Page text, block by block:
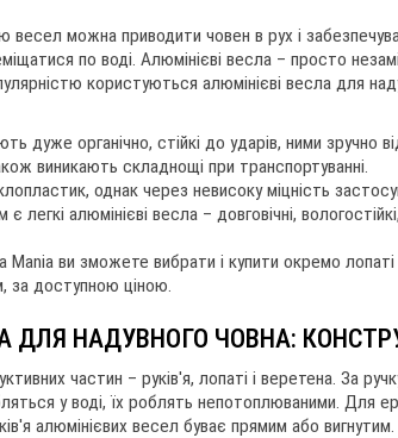
весел можна приводити човен в рух і
по воді. Алюмінієві весла – просто
користуються алюмінієві весла для
дуже органічно, стійкі до ударів, ними зручно
виникають складнощі при транспортуванні.
однак через невисоку міцність
легкі алюмінієві весла – довговічні,
Mania ви зможете вибрати і купити окремо лопаті
за доступною ціною.
ДЛЯ НАДУВНОГО ЧОВНА:
частин – руків'я, лопаті і веретена. За
у воді, їх роблять непотоплюваними. Для
алюмінієвих весел буває прямим або вигнутим.